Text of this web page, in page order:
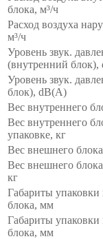
блока, м³/ч
Расход воздуха
м³/ч
Уровень звук.
(внутренний блок),
Уровень звук.
блок), dB(A)
Вес внутреннего
Вес внутреннего
упаковке, кг
Вес внешнего
Вес внешнего
кг
Габариты упаковки
блока, мм
Габариты
блока, мм